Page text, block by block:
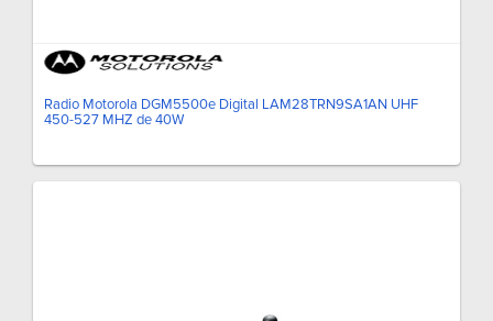
Radio Motorola DGM5500e Digital LAM28TRN9SA1AN UHF
450-527 MHZ de 40W